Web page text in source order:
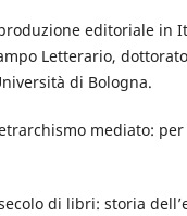
editoriale in
Letterario,
di Bologna.
mediato:
di libri: storia